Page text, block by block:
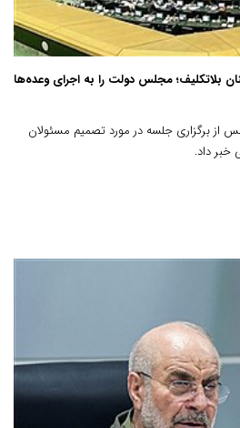
بلاتکلیف؛ مجلس دولت را به اجرای وعده‌ها
برگزاری جلسه در مورد تصمیم مسئولان
داد.